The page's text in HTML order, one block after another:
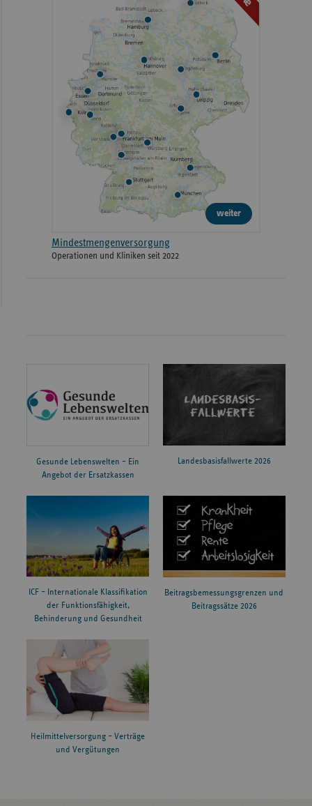
weiter
Mindestmengenversorgung
Operationen und Kliniken seit 2022
Gesunde Lebenswelten – Ein
Angebot der Ersatzkassen
Landesbasisfallwerte 2026
ICF – Internationale Klassifikation
der Funktionsfähigkeit,
Behinderung und Gesundheit
Beitragsbemessungsgrenzen und
Beitragssätze 2026
Heilmittelversorgung – Verträge
und Vergütungen